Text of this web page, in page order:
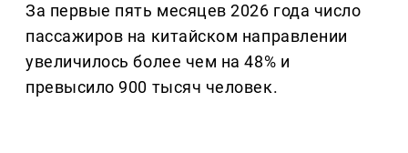
За первые пять месяцев 2026 года число
пассажиров на китайском направлении
увеличилось более чем на 48% и
превысило 900 тысяч человек.